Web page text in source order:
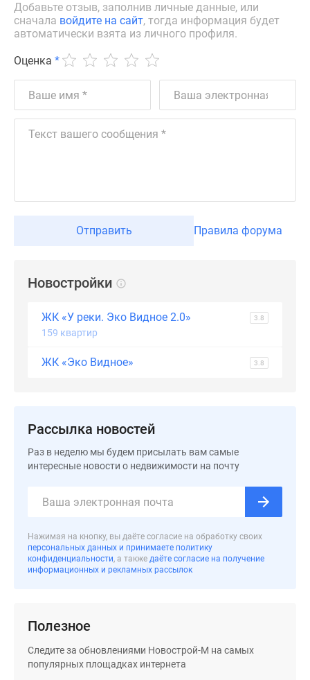
Реклама
сайте
Машино-
места
#траншевая
новостроек
Субсидированная
Москве
Программа
Новостройки
премиум-
класса
класса
Траншевая
Добавьте отзыв, заполнив личные данные, или
сначала войдите на сайт, тогда информация будет
автоматически взята из личного профиля.
Оценка *
Отправить Правила форума
Новостройки
ЖК «У реки. Эко Видное 2.0» 3.8
159 квартир
ЖК «Эко Видное» 3.8
Рассылка новостей
Раз в неделю мы будем присылать вам самые
интересные новости о недвижимости на почту
Нажимая на кнопку, вы даёте согласие на обработку своих
персональных данных и принимаете политику
конфиденциальности, а также даёте согласие на получение
информационных и рекламных рассылок
Полезное
Следите за обновлениями Новострой-М на самых
популярных площадках интернета